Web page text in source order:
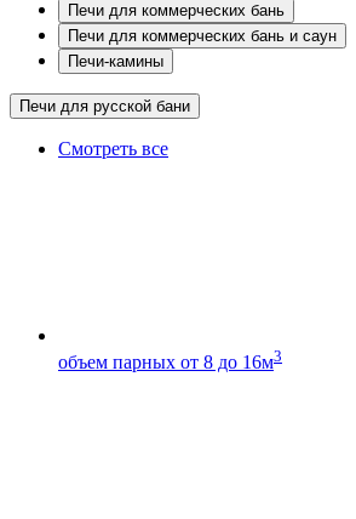
Печи для коммерческих бань
Печи для коммерческих бань и саун
Печи-камины
Печи для русской бани
Смотреть все
объем парных от 8 до 16м3